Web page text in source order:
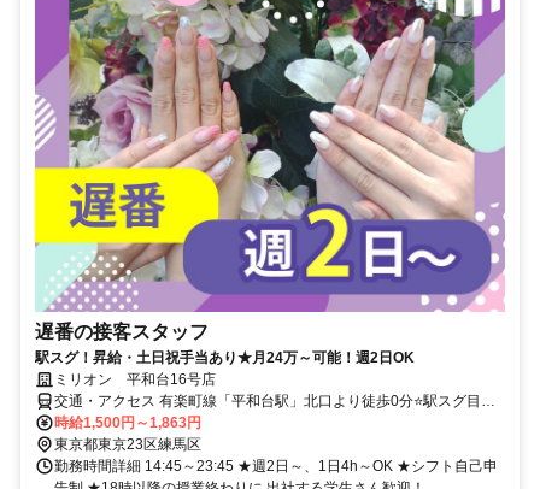
遅番の接客スタッフ
駅スグ！昇給・土日祝手当あり★月24万～可能！週2日OK
ミリオン 平和台16号店
交通・アクセス 有楽町線「平和台駅」北口より徒歩0分⭐駅スグ目の
前⭐自転車・バイク通勤OK⭐100円社食あり⭐
時給1,500円～1,863円
東京都東京23区練馬区
勤務時間詳細 14:45～23:45 ★週2日～、1日4h～OK ★シフト自己申